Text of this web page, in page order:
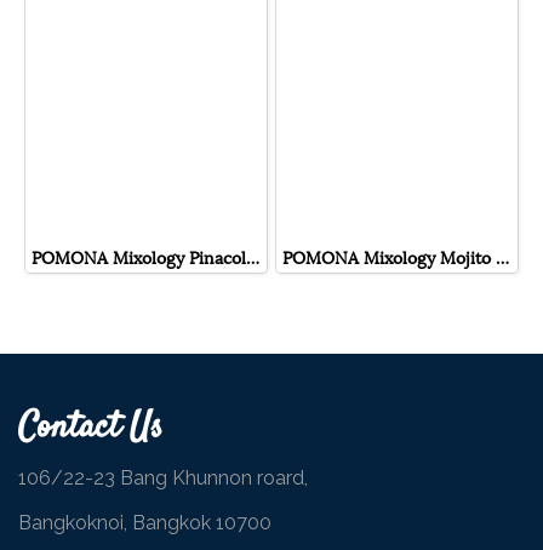
POMONA Mixology Pinacolada ไซรัป มิกซ์โซโลจี้ พินาโคลาด้า โพโมนา POMONA Mixology Mojito ไซรัป มิกซ์โซโลจี้ โมจิโต้ โพโมนา
Contact Us
106/22-23 Bang Khunnon roard,
Bangkoknoi, Bangkok 10700